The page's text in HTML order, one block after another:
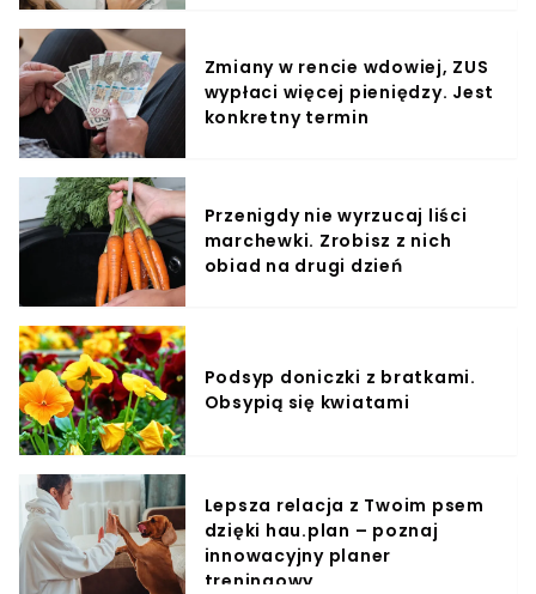
Zmiany w rencie wdowiej, ZUS
wypłaci więcej pieniędzy. Jest
konkretny termin
Przenigdy nie wyrzucaj liści
marchewki. Zrobisz z nich
obiad na drugi dzień
Podsyp doniczki z bratkami.
Obsypią się kwiatami
Lepsza relacja z Twoim psem
dzięki hau.plan – poznaj
innowacyjny planer
treningowy